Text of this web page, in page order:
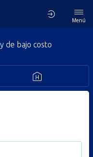
Menú
de bajo costo